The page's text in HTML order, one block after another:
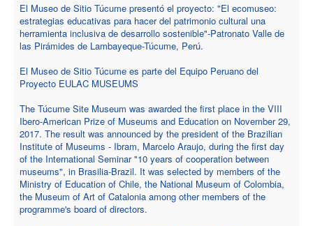
El Museo de Sitio Túcume presentó el proyecto: "El ecomuseo:
estrategias educativas para hacer del patrimonio cultural una
herramienta inclusiva de desarrollo sostenible"-Patronato Valle de
las Pirámides de Lambayeque-Túcume, Perú.
El Museo de Sitio Túcume es parte del Equipo Peruano del
Proyecto EULAC MUSEUMS
The Túcume Site Museum was awarded the first place in the VIII
Ibero-American Prize of Museums and Education on November 29,
2017. The result was announced by the president of the Brazilian
Institute of Museums - Ibram, Marcelo Araujo, during the first day
of the International Seminar "10 years of cooperation between
museums", in Brasilia-Brazil. It was selected by members of the
Ministry of Education of Chile, the National Museum of Colombia,
the Museum of Art of Catalonia among other members of the
programme's board of directors.